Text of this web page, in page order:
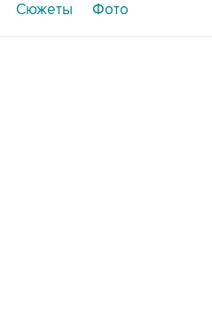
Сюжеты Фото